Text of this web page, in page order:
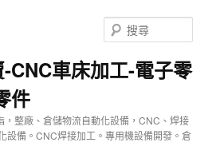
CNC車床加工-電子零
件
，整廠、倉儲物流自動化設備，CNC、焊接
設備。CNC焊接加工。專用機設備開發。倉
尋